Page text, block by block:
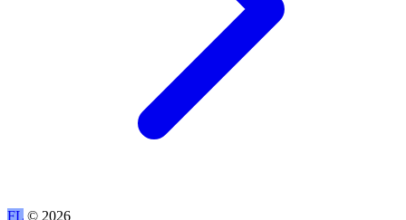
FL © 2026